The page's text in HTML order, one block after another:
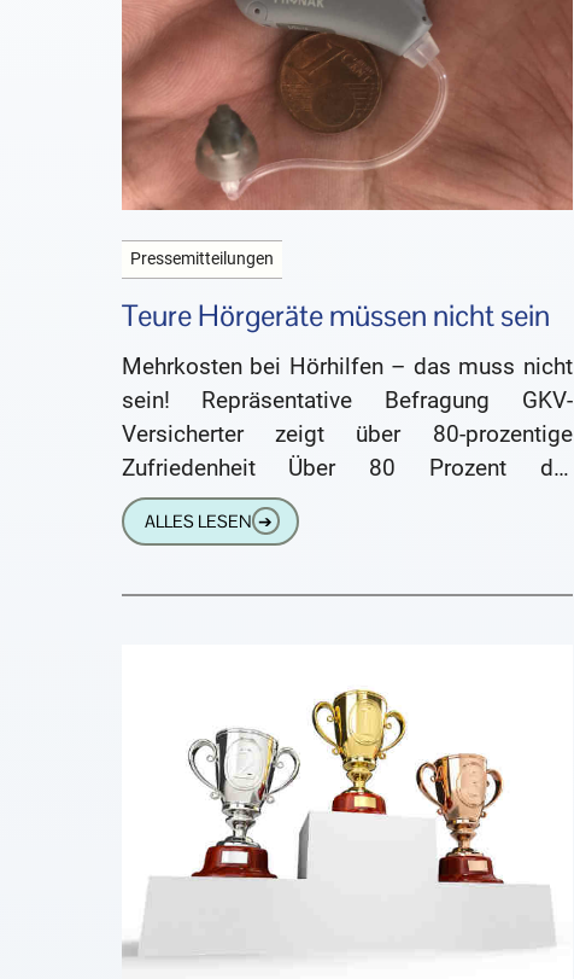
Pressemitteilungen
Teure Hörgeräte müssen nicht sein
Mehrkosten bei Hörhilfen – das muss nicht
sein! Repräsentative Befragung GKV-
Versicherter zeigt über 80-prozentige
Zufriedenheit Über 80 Prozent der
Versicherten sind sehr zufrieden bzw.
zufrieden mit ihrer Hörhilfenversorgung und
ALLES LESEN ➔